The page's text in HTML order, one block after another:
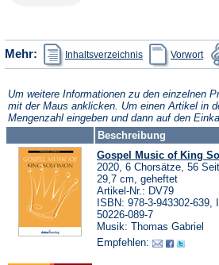
Mehr: Inhaltsverzeichnis
(Öffnet
in
einem
Tab)
Vorwortin
Um weitere Informationen zu den einzelnen
mit der Maus anklicken. Um einen Artikel in
Mengenzahl eingeben und dann auf den
Beschreibung
Gospel Music of King
2020, 6 Chorsätze, 56
29,7 cm, geheftet
Artikel-Nr.: DV79
ISBN: 978-3-943302-639,
50226-089-7
Musik: Thomas Gabriel
Empfehlen: